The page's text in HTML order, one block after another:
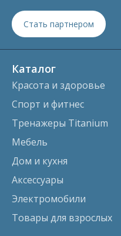
Стать партнером
Каталог
Красота и здоровье
Спорт и фитнес
Тренажеры Titanium
Мебель
Дом и кухня
Аксессуары
Электромобили
Товары для взрослых